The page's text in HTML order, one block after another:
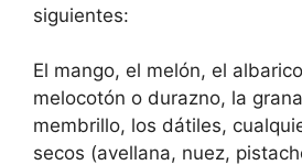
siguientes:
El mango, el melón, el
melocotón o durazno, la
membrillo, los dátiles,
secos (avellana, nuez,